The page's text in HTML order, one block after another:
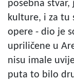
posebna
kulture, i za tu
opere - dio je
upriličene u
nisu imale
puta to bilo